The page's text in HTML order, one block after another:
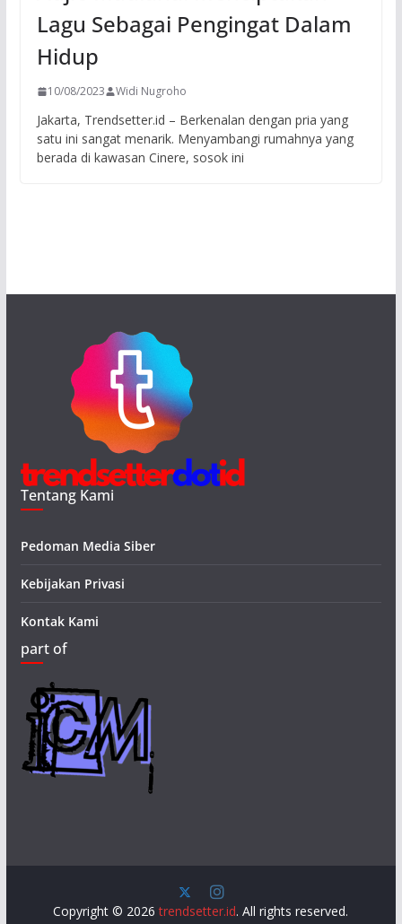
Lagu Sebagai Pengingat Dalam
Hidup
10/08/2023 Widi Nugroho
Jakarta, Trendsetter.id – Berkenalan dengan pria yang
satu ini sangat menarik. Menyambangi rumahnya yang
berada di kawasan Cinere, sosok ini
Tentang Kami
Pedoman Media Siber
Kebijakan Privasi
Kontak Kami
part of
Copyright © 2026trendsetter.id. All rights reserved.